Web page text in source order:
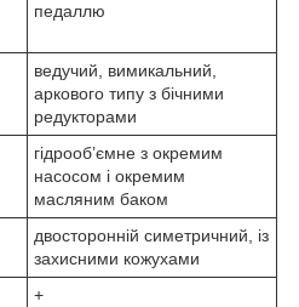
педаллю
ведучий, вимикальний,
аркового типу з бічними
редукторами
гідрооб’ємне з окремим
насосом і окремим
масляним баком
двосторонній симетричний, із
захисними кожухами
+